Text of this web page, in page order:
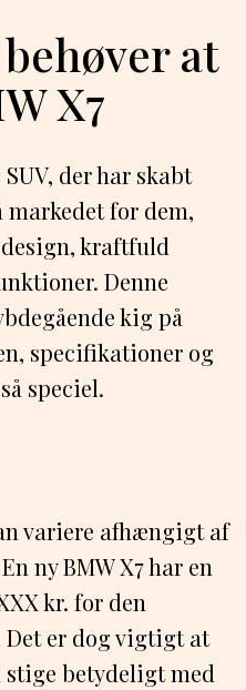
at
X7
der har skabt
for dem,
kraftfuld
Denne
kig på
specifikationer og
speciel.
variere afhængigt af
ny BMW X7 har en
kr. for den
er dog vigtigt at
betydeligt med